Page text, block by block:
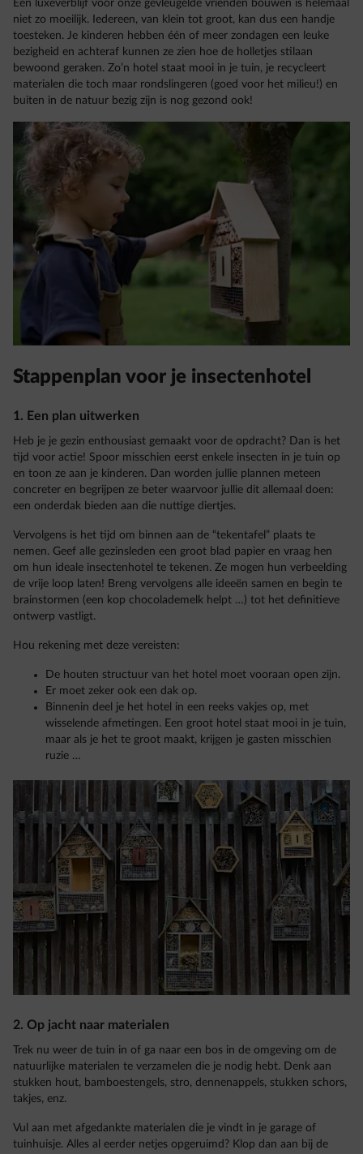
Een luxeverblijf voor onze gevleugelde vrienden bouwen is helemaal
niet zo moeilijk. Iedereen, van klein tot groot, kan dus een handje
toesteken. Je kinderen hebben één of meer zondagen een leuke
bezigheid en achteraf kunnen ze zien hoe de holletjes stilaan
bewoond geraken. Zo’n hotel staat mooi in je tuin, je recycleert
materialen die toch maar rondslingeren (goed voor het milieu!) en
buiten in de natuur bezig zijn is nog gezond ook!
Stappenplan voor je insectenhotel
1. Een plan uitwerken
Heb je je gezin enthousiast gemaakt voor de opdracht? Dan is het
tijd voor actie! Spoor misschien eerst enkele insecten in je tuin op
en toon ze aan je kinderen. Dan worden jullie plannen meteen
concreter en begrijpen ze beter waarvoor jullie dit allemaal doen:
een onderdak bieden aan die nuttige diertjes.
Vervolgens is het tijd om binnen aan de “tekentafel” plaats te
nemen. Geef alle gezinsleden een groot blad papier en vraag hen
om hun ideale insectenhotel te tekenen. Ze mogen hun verbeelding
de vrije loop laten! Breng vervolgens alle ideeën samen en begin te
brainstormen (een kop chocolademelk helpt …) tot het definitieve
ontwerp vastligt.
Hou rekening met deze vereisten:
De houten structuur van het hotel moet vooraan open zijn.
Er moet zeker ook een dak op.
Binnenin deel je het hotel in een reeks vakjes op, met
wisselende afmetingen. Een groot hotel staat mooi in je tuin,
maar als je het te groot maakt, krijgen je gasten misschien
ruzie …
2. Op jacht naar materialen
Trek nu weer de tuin in of ga naar een bos in de omgeving om de
natuurlijke materialen te verzamelen die je nodig hebt. Denk aan
stukken hout, bamboestengels, stro, dennenappels, stukken schors,
takjes, enz.
Vul aan met afgedankte materialen die je vindt in je garage of
tuinhuisje. Alles al eerder netjes opgeruimd? Klop dan aan bij de